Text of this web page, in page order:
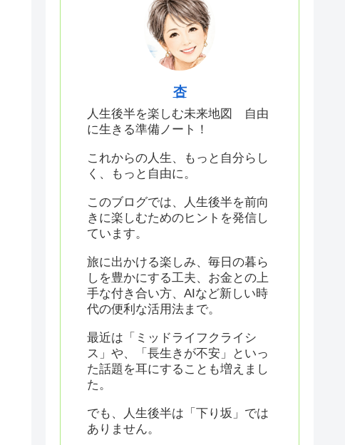
杏
人生後半を楽しむ未来地図 自由
に生きる準備ノート！
これからの人生、もっと自分らし
く、もっと自由に。
このブログでは、人生後半を前向
きに楽しむためのヒントを発信し
ています。
旅に出かける楽しみ、毎日の暮ら
しを豊かにする工夫、お金との上
手な付き合い方、AIなど新しい時
代の便利な活用法まで。
最近は「ミッドライフクライシ
ス」や、「長生きが不安」といっ
た話題を耳にすることも増えまし
た。
でも、人生後半は「下り坂」では
ありません。